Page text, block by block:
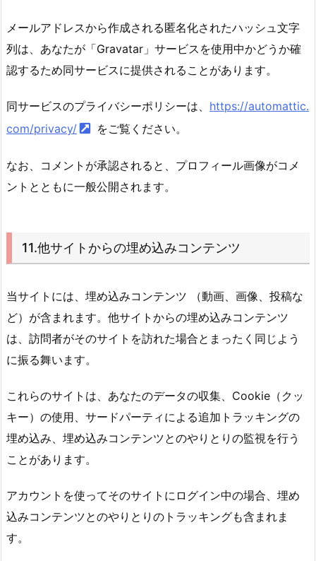
メールアドレスから作成される匿名化されたハッシュ文字
列は、あなたが「Gravatar」サービスを使用中かどうか確
認するため同サービスに提供されることがあります。
同サービスのプライバシーポリシーは、 https://automattic.
com/privacy/
をご覧ください。
なお、コメントが承認されると、プロフィール画像がコメ
ントとともに一般公開されます。
11.他サイトからの埋め込みコンテンツ
当サイトには、埋め込みコンテンツ （動画、画像、投稿な
ど）が含まれます。他サイトからの埋め込みコンテンツ
は、訪問者がそのサイトを訪れた場合とまったく同じよう
に振る舞います。
これらのサイトは、あなたのデータの収集、Cookie（クッ
キー）の使用、サードパーティによる追加トラッキングの
埋め込み、埋め込みコンテンツとのやりとりの監視を行う
ことがあります。
アカウントを使ってそのサイトにログイン中の場合、埋め
込みコンテンツとのやりとりのトラッキングも含まれま
す。